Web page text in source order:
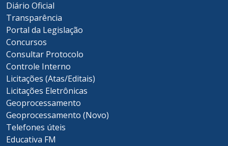
Diário Oficial
Transparência
Portal da Legislação
Concursos
Consultar Protocolo
Controle Interno
Licitações (Atas/Editais)
Licitações Eletrônicas
Geoprocessamento
Geoprocessamento (Novo)
Telefones úteis
Educativa FM